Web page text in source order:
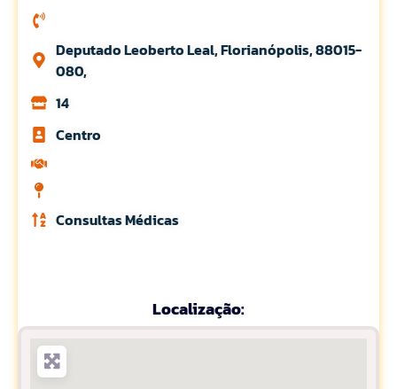
Deputado Leoberto Leal, Florianópolis, 88015-
080,
14
Centro
Consultas Médicas
Localização: